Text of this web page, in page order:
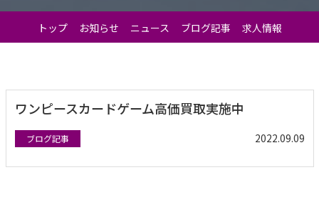
トップ お知らせ ニュース ブログ記事 求人情報
ワンピースカードゲーム高価買取実施中
ブログ記事 2022.09.09